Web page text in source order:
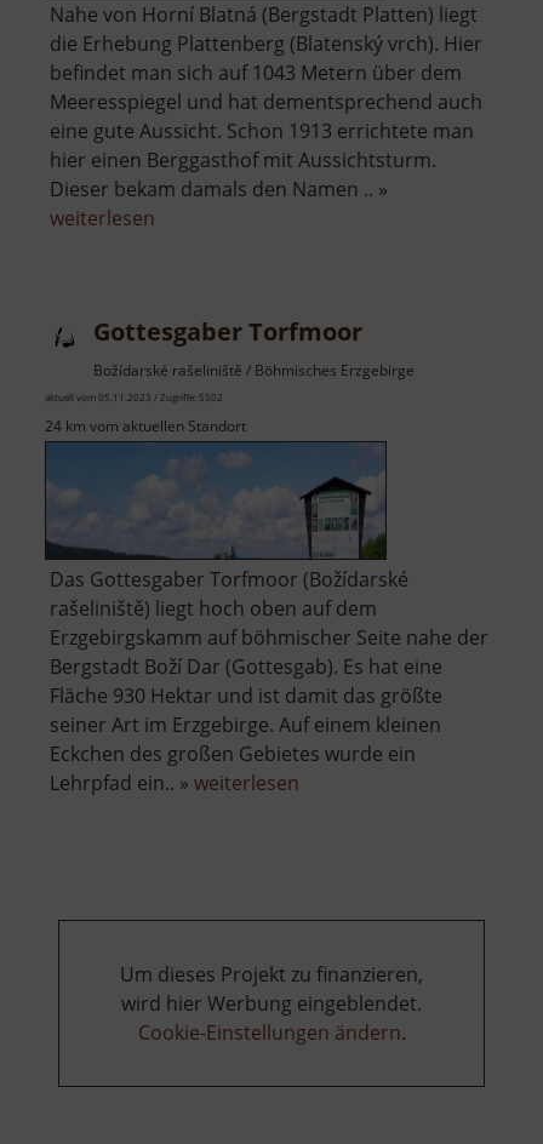
Nahe von Horní Blatná (Bergstadt Platten) liegt
die Erhebung Plattenberg (Blatenský vrch). Hier
befindet man sich auf 1043 Metern über dem
Meeresspiegel und hat dementsprechend auch
eine gute Aussicht. Schon 1913 errichtete man
hier einen Berggasthof mit Aussichtsturm.
Dieser bekam damals den Namen .. »
weiterlesen
Gottesgaber Torfmoor
Božídarské rašeliniště / Böhmisches Erzgebirge
aktuell vom 05.11.2023 / Zugriffe: 5502
24 km vom aktuellen Standort
Das Gottesgaber Torfmoor (Božídarské
rašeliniště) liegt hoch oben auf dem
Erzgebirgskamm auf böhmischer Seite nahe der
Bergstadt Boží Dar (Gottesgab). Es hat eine
Fläche 930 Hektar und ist damit das größte
seiner Art im Erzgebirge. Auf einem kleinen
Eckchen des großen Gebietes wurde ein
Lehrpfad ein.. » weiterlesen
Um dieses Projekt zu finanzieren,
wird hier Werbung eingeblendet.
Cookie-Einstellungen ändern.